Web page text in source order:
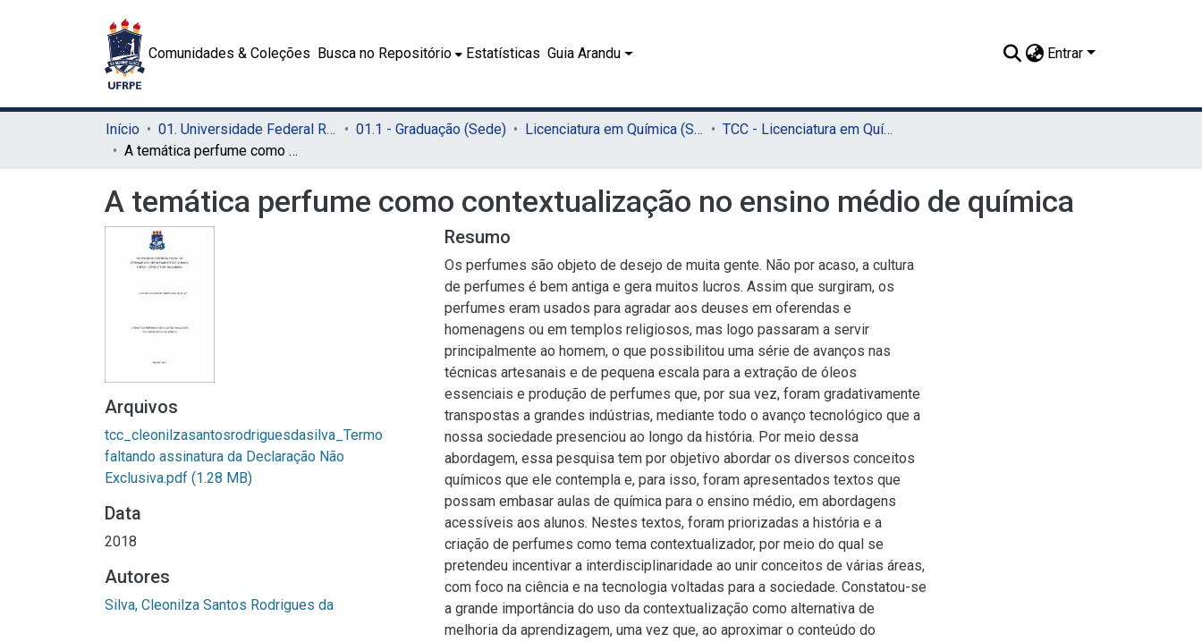
Comunidades & Coleções Busca no Repositório Estatísticas Guia Arandu Entrar
Início 01. Universidade Federal Rural de Pernambuco - UFRPE (Sede) 01.1 - Graduação (Sede) Licenciatura em Química (Sede)
TCC - Licenciatura em Química (Sede)
A temática perfume como contextualização no ensino médio de química
A temática perfume como contextualização no ensino médio de química
Arquivos
tcc_cleonilzasantosrodriguesdasilva_Termo
faltando assinatura da Declaração Não
Exclusiva.pdf (1.28 MB)
Data
2018
Autores
Silva, Cleonilza Santos Rodrigues da
Resumo
Os perfumes são objeto de desejo de muita gente. Não por acaso, a cultura
de perfumes é bem antiga e gera muitos lucros. Assim que surgiram, os
perfumes eram usados para agradar aos deuses em oferendas e
homenagens ou em templos religiosos, mas logo passaram a servir
principalmente ao homem, o que possibilitou uma série de avanços nas
técnicas artesanais e de pequena escala para a extração de óleos
essenciais e produção de perfumes que, por sua vez, foram gradativamente
transpostas a grandes indústrias, mediante todo o avanço tecnológico que a
nossa sociedade presenciou ao longo da história. Por meio dessa
abordagem, essa pesquisa tem por objetivo abordar os diversos conceitos
químicos que ele contempla e, para isso, foram apresentados textos que
possam embasar aulas de química para o ensino médio, em abordagens
acessíveis aos alunos. Nestes textos, foram priorizadas a história e a
criação de perfumes como tema contextualizador, por meio do qual se
pretendeu incentivar a interdisciplinaridade ao unir conceitos de várias áreas,
com foco na ciência e na tecnologia voltadas para a sociedade. Constatou-se
a grande importância do uso da contextualização como alternativa de
melhoria da aprendizagem, uma vez que, ao aproximar o conteúdo do